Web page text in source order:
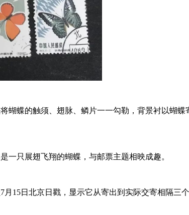
蝴蝶的触须、翅脉、鳞片一一勾勒，背景衬以蝴
一只展翅飞翔的蝴蝶，与邮票主题相映成趣。
月15日北京日戳，显示它从寄出到实际交寄相隔